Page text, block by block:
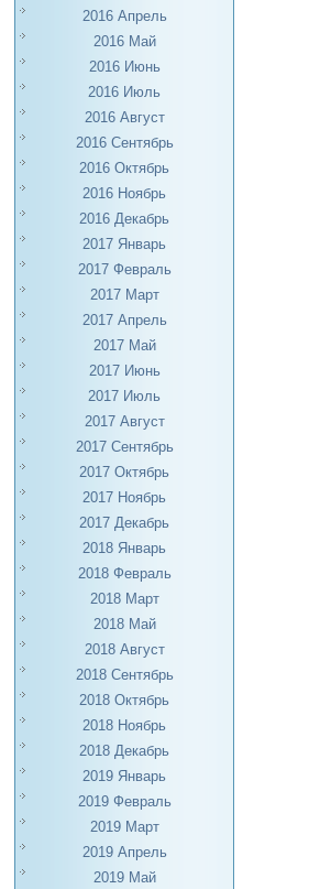
2016 Апрель
2016 Май
2016 Июнь
2016 Июль
2016 Август
2016 Сентябрь
2016 Октябрь
2016 Ноябрь
2016 Декабрь
2017 Январь
2017 Февраль
2017 Март
2017 Апрель
2017 Май
2017 Июнь
2017 Июль
2017 Август
2017 Сентябрь
2017 Октябрь
2017 Ноябрь
2017 Декабрь
2018 Январь
2018 Февраль
2018 Март
2018 Май
2018 Август
2018 Сентябрь
2018 Октябрь
2018 Ноябрь
2018 Декабрь
2019 Январь
2019 Февраль
2019 Март
2019 Апрель
2019 Май